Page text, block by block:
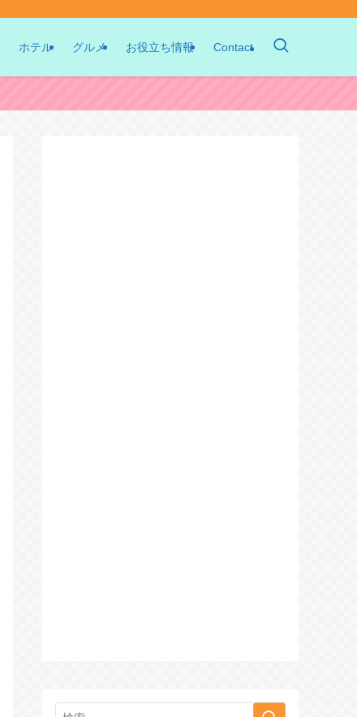
ホテル グルメ お役立ち情報 Contact